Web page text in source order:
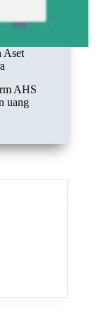
Aset
AHS
uang